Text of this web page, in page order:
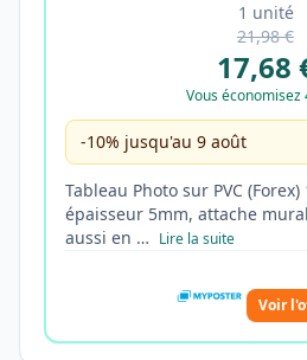
1 unité
21,98 €
17,68
Vous économisez
-10% jusqu'au 9 août
Tableau Photo sur PVC (Forex)
épaisseur 5mm, attache
aussi en … Lire la suite
Voir